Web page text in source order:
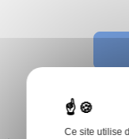
Ce site utilise